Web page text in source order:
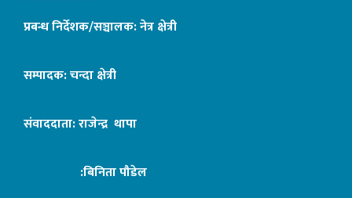
प्रबन्ध निर्देशक/सञ्चालक: नेत्र क्षेत्री
सम्पादक: चन्दा क्षेत्री
संवाददाता: राजेन्द्र थापा
:बिनिता पौडेल